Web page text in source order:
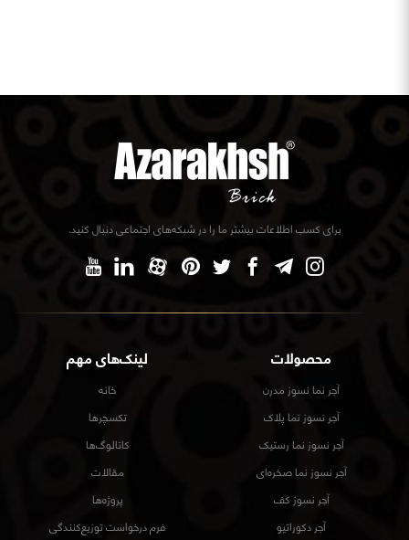
محصولات
آجر نما نسوز مدرن
آجر نسوز نما پلاک
آجر نسوز نما رستیک
آجر نسوز نما صخره‌ای
آجر نسوز کف
آجر دکوراتیو
لینک‌های مهم
خانه
تکسچرها
کاتالوگ‌ها
مقالات
پروژه‌ها
فرم درخواست توزیع‌کنندگی
برای کسب اطلاعات بیشتر ما را در شبکه‌های اجتماعی دنبال کنید.